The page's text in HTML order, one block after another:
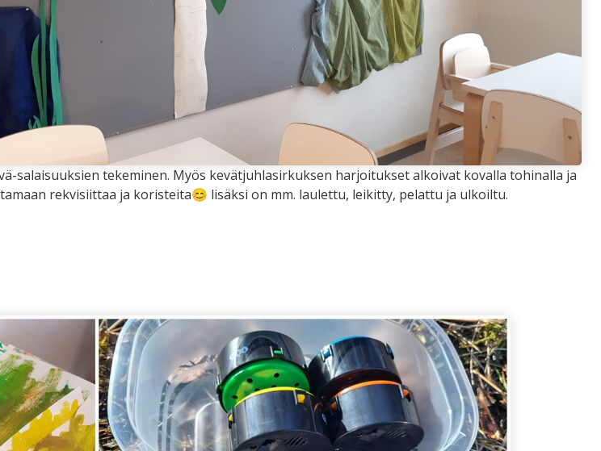
salaisuuksien tekeminen. Myös kevätjuhlasirkuksen harjoitukset alkoivat kovalla tohinalla ja
rekvisiittaa ja koristeita😊 lisäksi on mm. laulettu, leikitty, pelattu ja ulkoiltu.